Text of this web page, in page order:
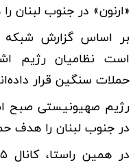
«ارنون» در جنوب لبنان
بر اساس گزارش شبکه
است نظامیان رژیم
حملات سنگین قرار
رژیم صهیونیستی صبح
در جنوب لبنان را هدف